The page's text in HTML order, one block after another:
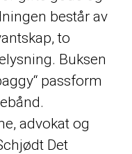
består av
to
Buksen
passform
advokat og
Det